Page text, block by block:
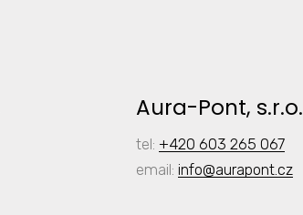
Aura-Pont, s.r.o.
tel: +420 603 265 067
email: info@aurapont.cz